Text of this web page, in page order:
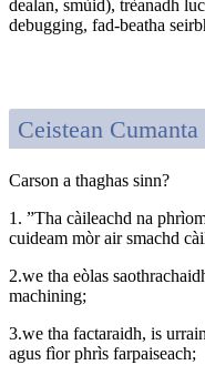
dealan, smùid), trèanadh
debugging, fad-beatha
Ceistean Cumanta
Carson a thaghas sinn?
1. ”Tha càileachd na
cuideam mòr air smachd
2.we tha eòlas
machining;
3.we tha factaraidh, is
agus fìor phrìs farpaiseach;